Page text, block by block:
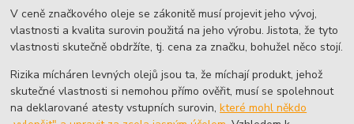
V ceně značkového oleje se zákonitě musí projevit jeho vývoj,
vlastnosti a kvalita surovin použitá na jeho výrobu. Jistota, že tyto
vlastnosti skutečně obdržíte, tj. cena za značku, bohužel něco stojí.
Rizika mícháren levných olejů jsou ta, že míchají produkt, jehož
skutečné vlastnosti si nemohou přímo ověřit, musí se spolehnout
na deklarované atesty vstupních surovin,které mohl někdo